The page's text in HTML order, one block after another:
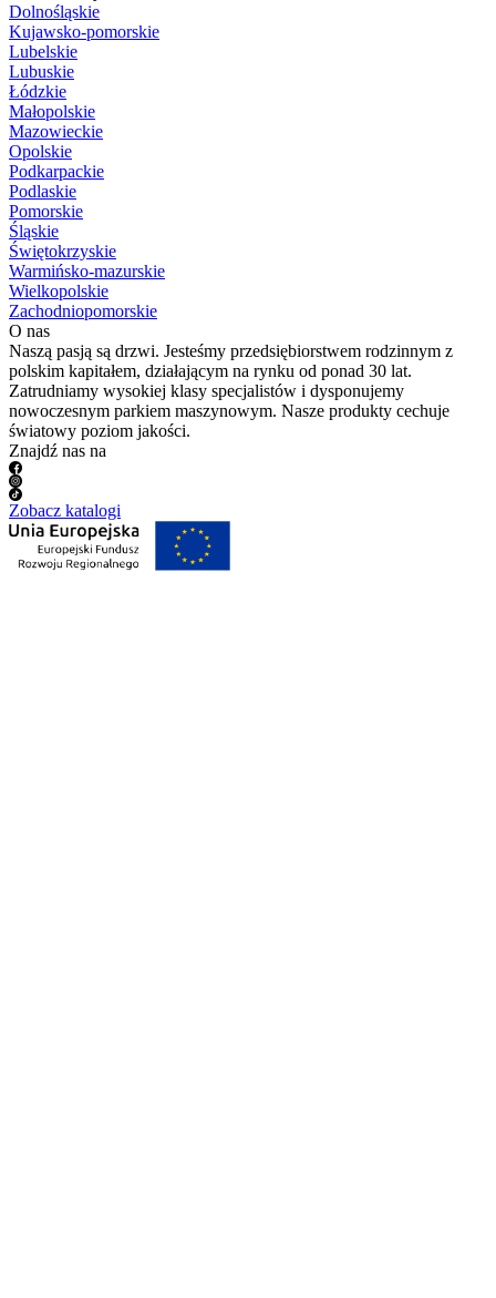
Dolnośląskie
Kujawsko-pomorskie
Lubelskie
Lubuskie
Łódzkie
Małopolskie
Mazowieckie
Opolskie
Podkarpackie
Podlaskie
Pomorskie
Śląskie
Świętokrzyskie
Warmińsko-mazurskie
Wielkopolskie
Zachodniopomorskie
O nas
Naszą pasją są drzwi. Jesteśmy przedsiębiorstwem rodzinnym z
polskim kapitałem, działającym na rynku od ponad 30 lat.
Zatrudniamy wysokiej klasy specjalistów i dysponujemy
nowoczesnym parkiem maszynowym. Nasze produkty cechuje
światowy poziom jakości.
Znajdź nas na
Zobacz katalogi